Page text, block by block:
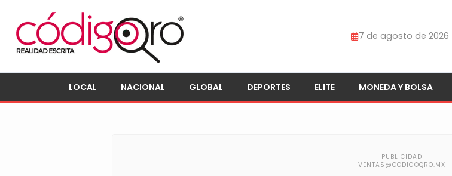
7 de agosto de 2026
LOCAL NACIONAL GLOBAL DEPORTES ELITE MONEDA Y BOLSA